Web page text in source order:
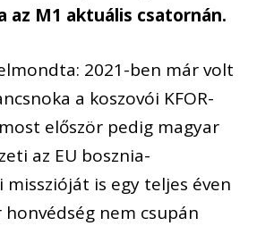
az M1 aktuális csatornán.
2021-ben már volt
a koszovói KFOR-
először pedig magyar
az EU bosznia-
misszióját is egy teljes éven
honvédség nem csupán